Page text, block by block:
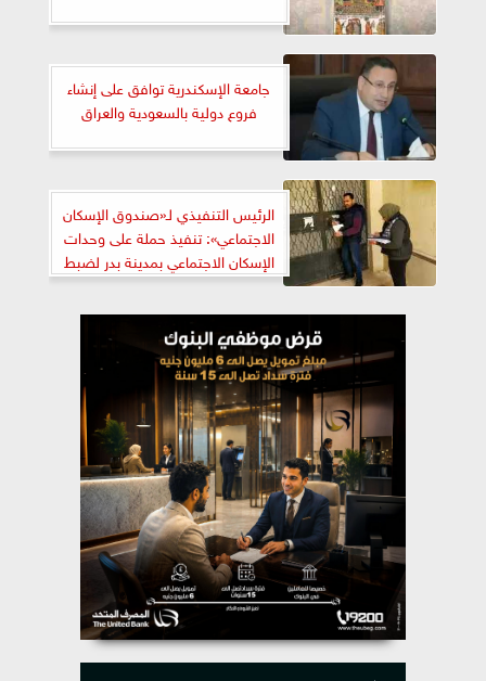
جامعة الإسكندرية توافق على إنشاء
فروع دولية بالسعودية والعراق
الرئيس التنفيذي لـ«صندوق الإسكان
الاجتماعي»: تنفيذ حملة على وحدات
الإسكان الاجتماعي بمدينة بدر لضبط
المخالفات